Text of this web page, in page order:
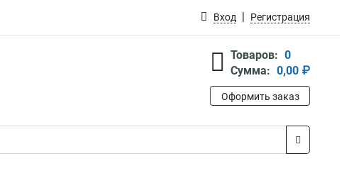
Вход Регистрация
Товаров: 0
Сумма: 0,00 ₽
Оформить заказ